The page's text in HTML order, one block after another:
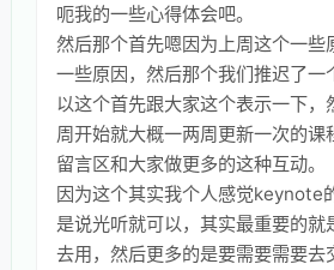
呃我的一些心得体会吧。
然后那个首先嗯因为上周这个一些
一些原因，然后那个我们推迟了一
以这个首先跟大家这个表示一下，
周开始就大概一两周更新一次的课
留言区和大家做更多的这种互动。
因为这个其实我个人感觉keynote
是说光听就可以，其实最重要的就
去用，然后更多的是要需要需要去